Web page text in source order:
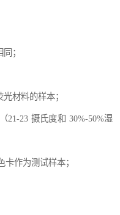
；
材料的样本；
21-23 摄氏度和 30%-50%湿
卡作为测试样本；